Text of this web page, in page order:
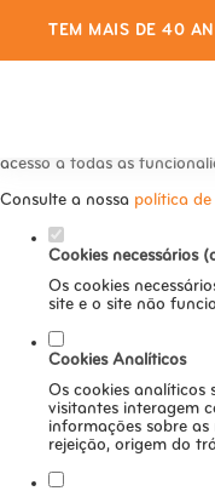
Defina as
cookies
Este website utiliza cookies
acesso a todas as
Consulte a nossa política de
Cookies necessários
Os cookies
site e o site não
Cookies Analíticos
Os cookies analíticos
visitantes interagem
informações sobre
rejeição, origem do
TEM MAIS DE 40